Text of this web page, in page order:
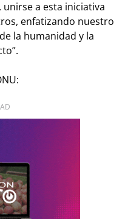
a esta iniciativa
enfatizando nuestro
la humanidad y la